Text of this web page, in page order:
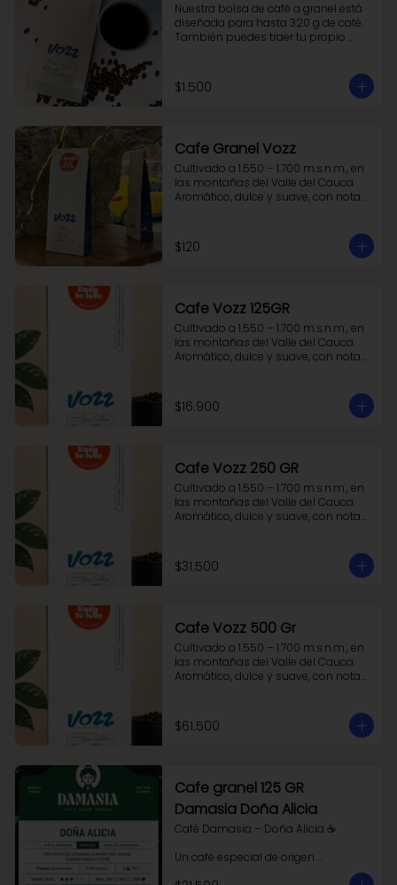
Nuestra bolsa de café a granel está
diseñada para hasta 320 g de café.
También puedes traer tu propio
$1.500
Cafe Granel Vozz
Cultivado a 1.550 – 1.700 m.s.n.m., en
las montañas del Valle del Cauca.
Aromático, dulce y suave, con notas
y armónico.
$120
Cafe Vozz 125GR
Cultivado a 1.550 – 1.700 m.s.n.m., en
las montañas del Valle del Cauca.
Aromático, dulce y suave, con notas
y armónico.
$16.900
Cafe Vozz 250 GR
Cultivado a 1.550 – 1.700 m.s.n.m., en
las montañas del Valle del Cauca.
Aromático, dulce y suave, con notas
y armónico
$31.500
Cafe Vozz 500 Gr
Cultivado a 1.550 – 1.700 m.s.n.m., en
las montañas del Valle del Cauca.
Aromático, dulce y suave, con notas
y armónico.
$61.500
Cafe granel 125 GR
Damasia Doña Alicia
Café Damasia – Doña Alicia ☕
Un café especial de origen